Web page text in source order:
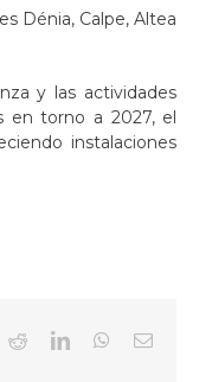
Dénia, Calpe, Altea
y las actividades
en torno a 2027, el
instalaciones
RedditLinkedInWhatsApp
Correo